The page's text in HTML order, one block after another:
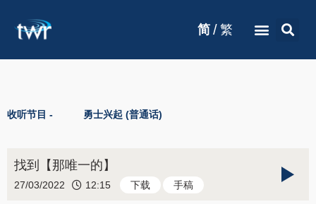
简 / 繁
收听节目 - 勇士兴起 (普通话)
找到【那唯一的】
27/03/2022 12:15 下载 手稿